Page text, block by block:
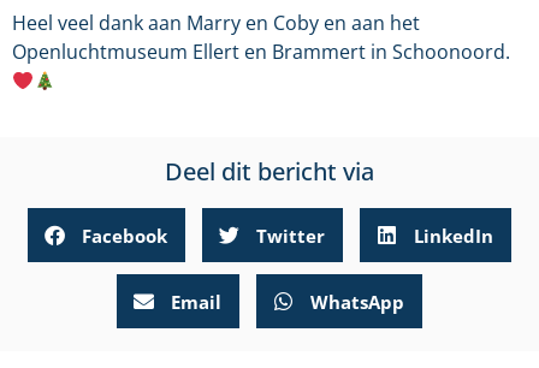
Heel veel dank aan Marry en Coby en aan het
Openluchtmuseum Ellert en Brammert in Schoonoord.
Deel dit bericht via
Facebook Twitter LinkedIn
Email WhatsApp